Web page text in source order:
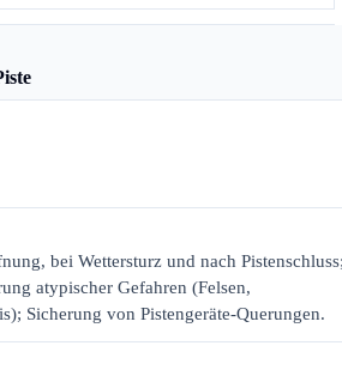
bei Wettersturz und nach
atypischer Gefahren (Felsen,
Sicherung von Pistengeräte-Querungen.